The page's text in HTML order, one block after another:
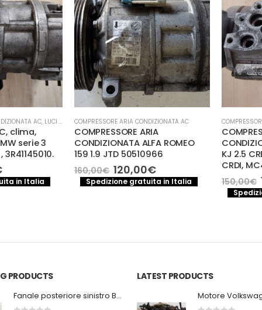
AC, LUCI E PARTI ELETTRICHE ,MECCANICA E PERFORMANCE
serie 3
in Italia
COMPRESSORE ARIA CONDIZIONATA AC
COMPRESSORE ARIA
CONDIZIONATA ALFA ROMEO
159 1.9 JTD 50510966
160,00€ Il
prezzo
originale
120,00€Il
prezzo
attuale
Spedizione gratuita in Italia
COMPRESSORE
KJ 2.5 CRDI
CRDI,
150,00€ Il
PRODUCTS
Fanale posteriore sinistro BMW E92 Coupe
LATEST PRODUCTS